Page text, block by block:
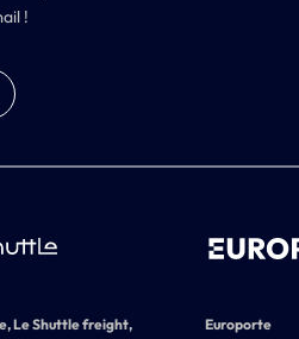
!
Le Shuttle freight, Europorte